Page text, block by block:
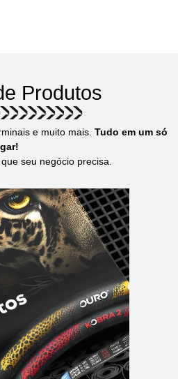
Produtos
e muito mais. Tudo em um só
seu negócio precisa.